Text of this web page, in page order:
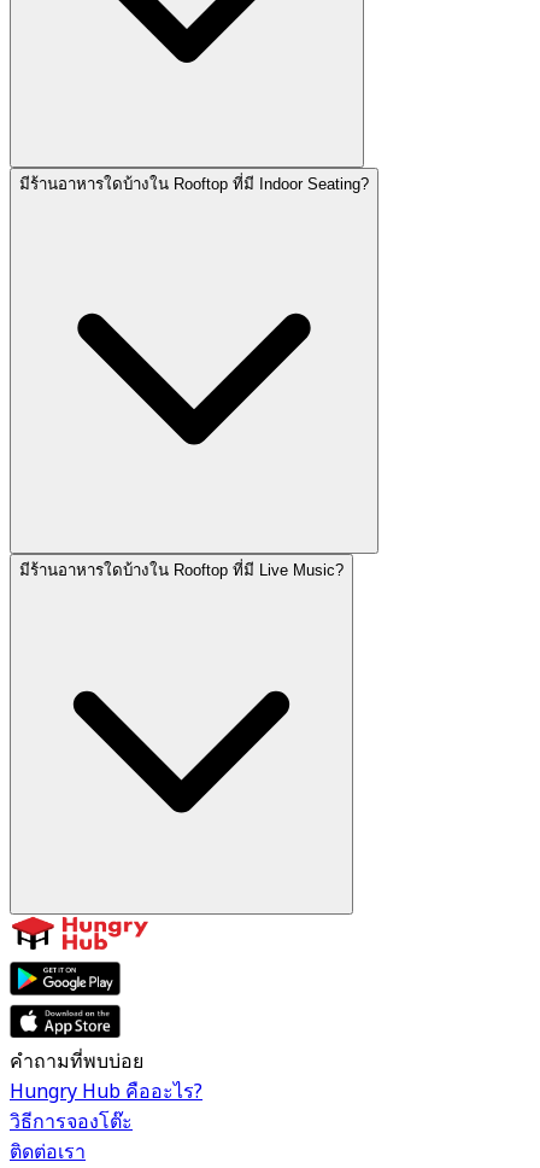
มีร้านอาหารใดบ้างใน Rooftop ที่มี Indoor Seating?
มีร้านอาหารใดบ้างใน Rooftop ที่มี Live Music?
คำถามที่พบบ่อย
Hungry Hub คืออะไร?
วิธีการจองโต๊ะ
ติดต่อเรา